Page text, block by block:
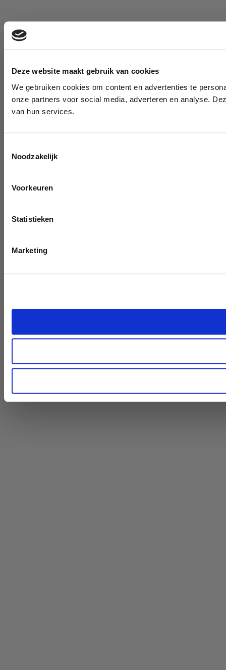
Deze website maakt gebruik van cookies
We gebruiken cookies om content en advertenties te
onze partners voor social media, adverteren en analyse.
van hun services.
Noodzakelijk
Voorkeuren
Statistieken
Marketing